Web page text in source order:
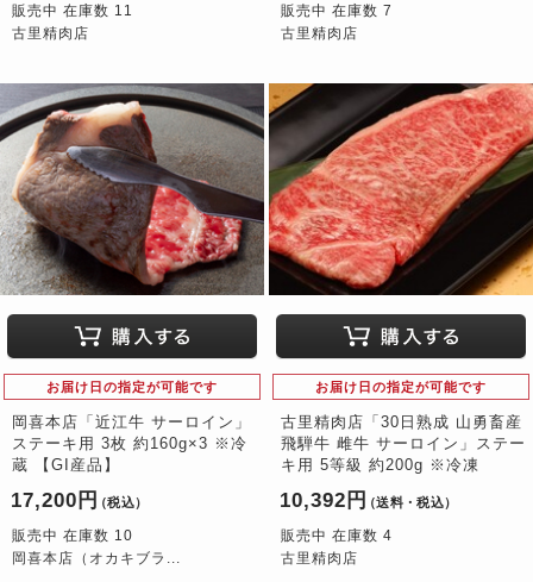
販売中 在庫数 11
古里精肉店
販売中 在庫数 7
古里精肉店
お届け日の指定が可能です
岡喜本店「近江牛 サーロイン」
ステーキ用 3枚 約160g×3 ※冷
蔵 【GI産品】
17,200円 （税込）
販売中 在庫数 10
岡喜本店（オカキブラ...
お届け日の指定が可能です
古里精肉店「30日熟成 山勇畜産
飛騨牛 雌牛 サーロイン」ステー
キ用 5等級 約200g ※冷凍
10,392円 （送料・税込）
販売中 在庫数 4
古里精肉店